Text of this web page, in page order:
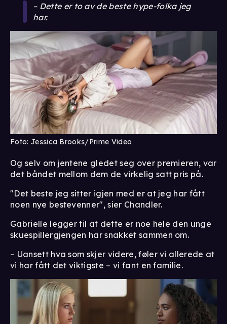
– Dette er to av de beste hype-folka jeg
har.
Foto: Jessica Brooks/Prime Video
Og selv om jentene gledet seg over premieren, var
det båndet mellom dem de virkelig satt pris på.
"Det beste jeg sitter igjen med er at jeg har fått
noen nye bestevenner", sier Chandler.
Gabrielle legger til at dette er noe hele den unge
skuespillergjengen har snakket sammen om.
– Uansett hva som skjer videre, føler vi allerede at
vi har fått det viktigste – vi fant en familie.